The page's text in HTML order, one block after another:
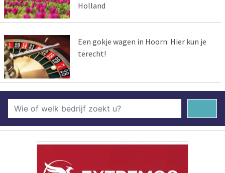
Holland
Een gokje wagen in Hoorn: Hier kun je
terecht!